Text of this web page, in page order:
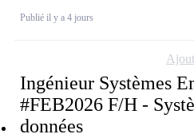
Publié il y a 4 jours
Ingénieur Systèmes
#FEB2026 F/H -
données